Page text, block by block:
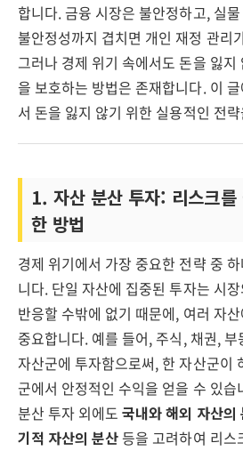
합니다. 금융 시장은 불안정하고, 실
불안정성까지 겹치면 개인 재정 관리
그러나 경제 위기 속에서도 돈을 잃지
을 보호하는 방법은 존재합니다. 이
서 돈을 잃지 않기 위한 실용적인 전
1. 자산 분산 투자: 리스크를
한 방법
경제 위기에서 가장 중요한 전략 중
니다. 단일 자산에 집중된 투자는 시
반응할 수밖에 없기 때문에, 여러 자
중요합니다. 예를 들어, 주식, 채권,
자산군에 투자함으로써, 한 자산군이
군에서 안정적인 수익을 얻을 수 있습
분산 투자 외에도국내와 해외 자산의
기적 자산의 분산등을 고려하여 리스